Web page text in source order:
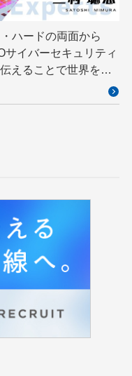
ハードの両面から
サイバーセキュリティ
えることで世界を良